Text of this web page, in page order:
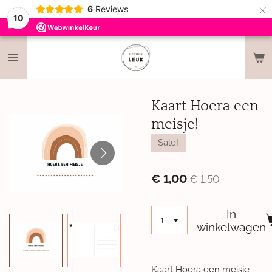
10
6 Reviews ×
Kaart Hoera een
meisje!
Sale!
€ 1,00 € 1,50
In
winkelwagen
Kaart Hoera een meisje